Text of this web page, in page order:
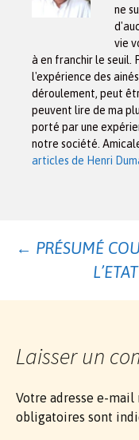
ne
vie
à en franchir le seuil.
l'expérience des
déroulement, peut
peuvent lire de ma
porté par une
notre société.
articles de Henri
des
articles
← PRÉSUMÉ
Laisser un
Votre adresse e-mail
obligatoires sont